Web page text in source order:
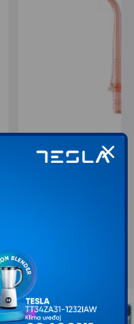
OCLEAN Interdentalni
W10 roze (1952)